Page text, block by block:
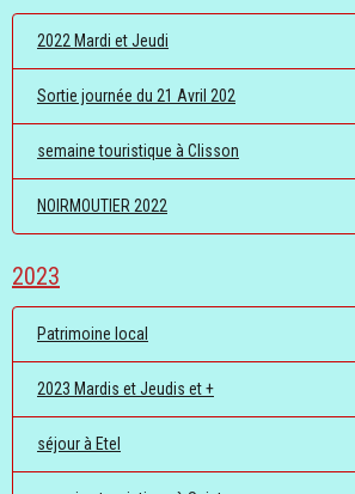
2022 Mardi et Jeudi
Sortie journée du 21 Avril 202
semaine touristique à Clisson
NOIRMOUTIER 2022
2023
Patrimoine local
2023 Mardis et Jeudis et +
séjour à Etel